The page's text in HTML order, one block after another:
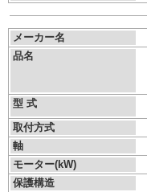
メーカー名
品名
型 式
取付方式
軸
モーター(kW)
保護構造